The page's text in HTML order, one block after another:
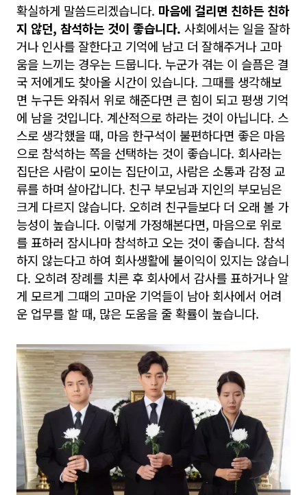
확실하게 말씀드리겠습니다. 마음에 걸리면 친하든 친하
지 않던, 참석하는 것이 좋습니다. 사회에서는 일을 잘하
거나 인사를 잘한다고 기억에 남고 더 잘해주거나 고마
움을 느끼는 경우는 드뭅니다. 누군가 겪는 이 슬픔은 결
국 저에게도 찾아올 시간이 있습니다. 그때를 생각해보
면 누구든 와줘서 위로 해준다면 큰 힘이 되고 평생 기억
에 남을 것입니다. 계산적으로 하라는 것이 아닙니다. 스
스로 생각했을 때, 마음 한구석이 불편하다면 좋은 마음
으로 참석하는 쪽을 선택하는 것이 좋습니다. 회사라는
집단은 사람이 모이는 집단이고, 사람은 소통과 감정 교
류를 하며 살아갑니다. 친구 부모님과 지인의 부모님은
크게 다르지 않습니다. 오히려 친구들보다 더 오래 볼 가
능성이 높습니다. 이렇게 가정해본다면, 마음으로 위로
를 표하러 잠시나마 참석하고 오는 것이 좋습니다. 참석
하지 않는다고 하여 회사생활에 불이익이 있지는 않습니
다. 오히려 장례를 치른 후 회사에서 감사를 표하거나 알
게 모르게 그때의 고마운 기억들이 남아 회사에서 어려
운 업무를 할 때, 많은 도움을 줄 확률이 높습니다.